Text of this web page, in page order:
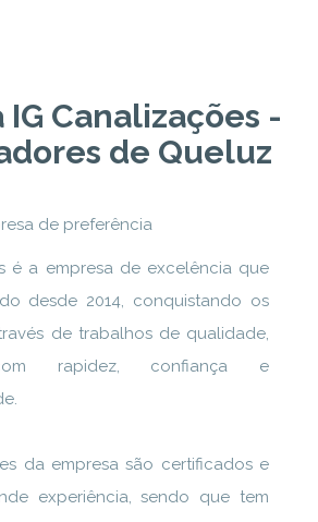
IG Canalizações -
de Queluz
de preferência
é a empresa de excelência que
desde 2014, conquistando os
de trabalhos de qualidade,
rapidez, confiança e
da empresa são certificados e
experiência, sendo que tem